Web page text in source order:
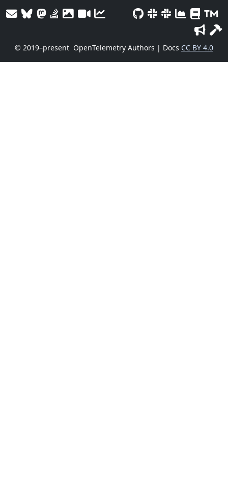
© 2019–present OpenTelemetry Authors | Docs CC BY 4.0